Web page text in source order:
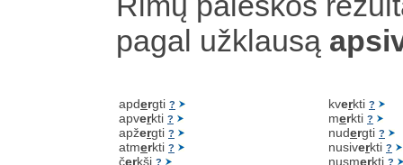
pagal užklausą
apdergti ?
apverkti ?
apžergti ?
atmerkti ?
čerkši ?
kverkti ?
merkti ?
nudergti ?
nusiverkti ?
nusmerkti ?